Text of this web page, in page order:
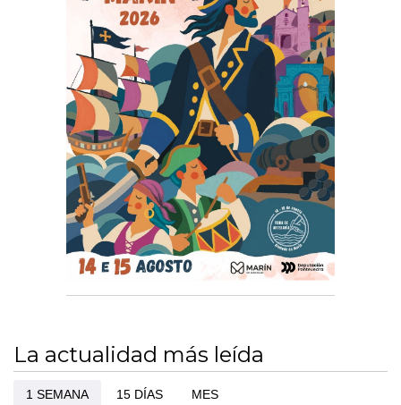
La actualidad más leída
1 SEMANA 15 DÍAS MES